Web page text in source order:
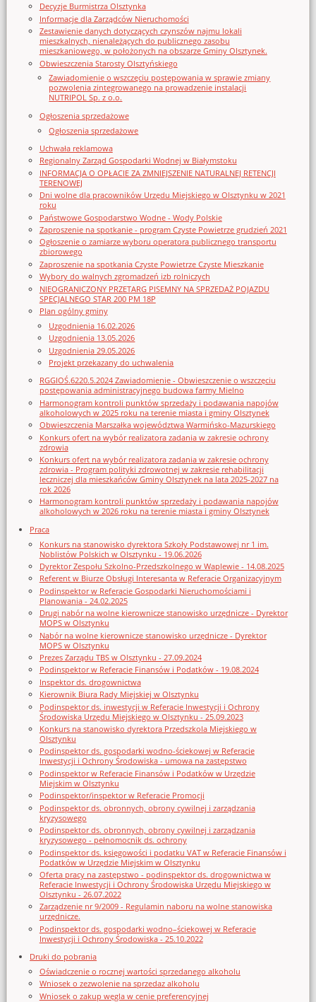
Decyzje Burmistrza Olsztynka
Informacje dla Zarządców Nieruchomości
Zestawienie danych dotyczących czynszów najmu lokali
mieszkalnych, nienależących do publicznego zasobu
mieszkaniowego, w położonych na obszarze Gminy Olsztynek.
Obwieszczenia Starosty Olsztyńskiego
Zawiadomienie o wszczęciu postępowania w sprawie zmiany
pozwolenia zintegrowanego na prowadzenie instalacji
NUTRIPOL Sp. z o.o.
Ogłoszenia sprzedażowe
Ogłoszenia sprzedażowe
Uchwała reklamowa
Regionalny Zarząd Gospodarki Wodnej w Białymstoku
INFORMACJA O OPŁACIE ZA ZMNIEJSZENIE NATURALNEJ RETENCJI
TERENOWEJ
Dni wolne dla pracowników Urzędu Miejskiego w Olsztynku w 2021
roku
Państwowe Gospodarstwo Wodne - Wody Polskie
Zaproszenie na spotkanie - program Czyste Powietrze grudzień 2021
Ogłoszenie o zamiarze wyboru operatora publicznego transportu
zbiorowego
Zaproszenie na spotkania Czyste Powietrze Czyste Mieszkanie
Wybory do walnych zgromadzeń izb rolniczych
NIEOGRANICZONY PRZETARG PISEMNY NA SPRZEDAŻ POJAZDU
SPECJALNEGO STAR 200 PM 18P
Plan ogólny gminy
Uzgodnienia 16.02.2026
Uzgodnienia 13.05.2026
Uzgodnienia 29.05.2026
Projekt przekazany do uchwalenia
RGGIOŚ.6220.5.2024 Zawiadomienie - Obwieszczenie o wszczęciu
postępowania administracyjnego budowa farmy Mielno
Harmonogram kontroli punktów sprzedaży i podawania napojów
alkoholowych w 2025 roku na terenie miasta i gminy Olsztynek
Obwieszczenia Marszałka województwa Warmińsko-Mazurskiego
Konkurs ofert na wybór realizatora zadania w zakresie ochrony
zdrowia
Konkurs ofert na wybór realizatora zadania w zakresie ochrony
zdrowia - Program polityki zdrowotnej w zakresie rehabilitacji
leczniczej dla mieszkańców Gminy Olsztynek na lata 2025-2027 na
rok 2026
Harmonogram kontroli punktów sprzedaży i podawania napojów
alkoholowych w 2026 roku na terenie miasta i gminy Olsztynek
Praca
Konkurs na stanowisko dyrektora Szkoły Podstawowej nr 1 im.
Noblistów Polskich w Olsztynku - 19.06.2026
Dyrektor Zespołu Szkolno-Przedszkolnego w Waplewie - 14.08.2025
Referent w Biurze Obsługi Interesanta w Referacie Organizacyjnym
Podinspektor w Referacie Gospodarki Nieruchomościami i
Planowania - 24.02.2025
Drugi nabór na wolne kierownicze stanowisko urzędnicze - Dyrektor
MOPS w Olsztynku
Nabór na wolne kierownicze stanowisko urzędnicze - Dyrektor
MOPS w Olsztynku
Prezes Zarządu TBS w Olsztynku - 27.09.2024
Podinspektor w Referacie Finansów i Podatków - 19.08.2024
Inspektor ds. drogownictwa
Kierownik Biura Rady Miejskiej w Olsztynku
Podinspektor ds. inwestycji w Referacie Inwestycji i Ochrony
Środowiska Urzędu Miejskiego w Olsztynku - 25.09.2023
Konkurs na stanowisko dyrektora Przedszkola Miejskiego w
Olsztynku
Podinspektor ds. gospodarki wodno-ściekowej w Referacie
Inwestycji i Ochrony Środowiska - umowa na zastępstwo
Podinspektor w Referacie Finansów i Podatków w Urzędzie
Miejskim w Olsztynku
Podinspektor/inspektor w Referacie Promocji
Podinspektor ds. obronnych, obrony cywilnej i zarządzania
kryzysowego
Podinspektor ds. obronnych, obrony cywilnej i zarządzania
kryzysowego - pełnomocnik ds. ochrony
Podinspektor ds. księgowości i podatku VAT w Referacie Finansów i
Podatków w Urzędzie Miejskim w Olsztynku
Oferta pracy na zastępstwo - podinspektor ds. drogownictwa w
Referacie Inwestycji i Ochrony Środowiska Urzędu Miejskiego w
Olsztynku - 26.07.2022
Zarządzenie nr 9/2009 - Regulamin naboru na wolne stanowiska
urzędnicze.
Podinspektor ds. gospodarki wodno–ściekowej w Referacie
Inwestycji i Ochrony Środowiska - 25.10.2022
Druki do pobrania
Oświadczenie o rocznej wartości sprzedanego alkoholu
Wniosek o zezwolenie na sprzedaz alkoholu
Wniosek o zakup węgla w cenie preferencyjnej